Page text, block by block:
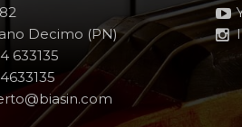
Decimo (PN)
633135